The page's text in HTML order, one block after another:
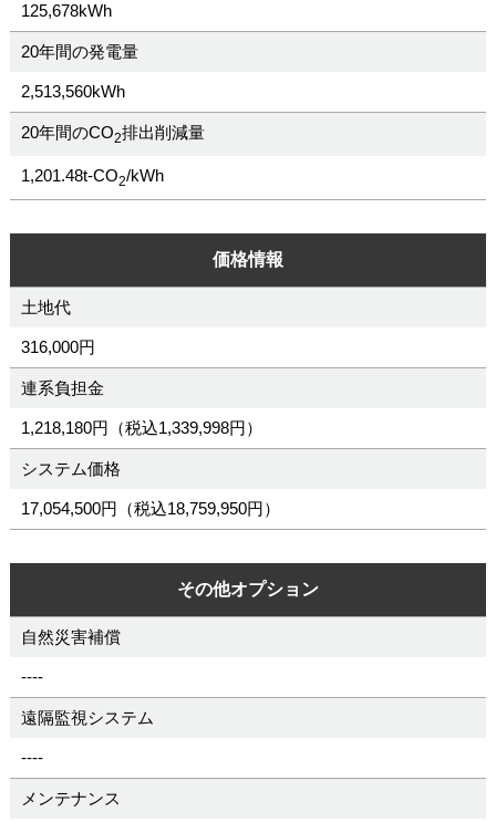
125,678kWh
20年間の発電量
2,513,560kWh
20年間のCO2排出削減量
1,201.48t-CO2/kWh
価格情報
土地代
316,000円
連系負担金
1,218,180円（税込1,339,998円）
システム価格
17,054,500円（税込18,759,950円）
その他オプション
自然災害補償
----
遠隔監視システム
----
メンテナンス